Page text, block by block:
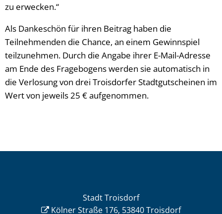
zu erwecken.“
Als Dankeschön für ihren Beitrag haben die
Teilnehmenden die Chance, an einem Gewinnspiel
teilzunehmen. Durch die Angabe ihrer E-Mail-Adresse
am Ende des Fragebogens werden sie automatisch in
die Verlosung von drei Troisdorfer Stadtgutscheinen im
Wert von jeweils 25 € aufgenommen.
Stadt Troisdorf
Kölner Straße 176, 53840 Troisdorf